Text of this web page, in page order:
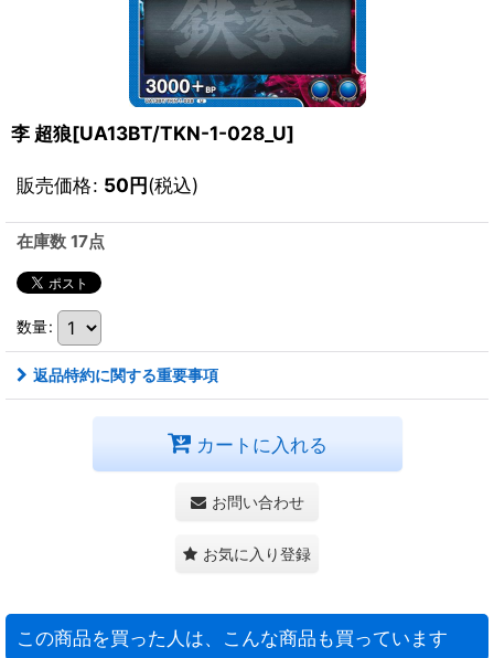
李 超狼[UA13BT/TKN-1-028_U]
販売価格: 50円(税込)
在庫数 17点
数量:
返品特約に関する重要事項
カートに入れる
お問い合わせ
お気に入り登録
この商品を買った人は、こんな商品も買っています